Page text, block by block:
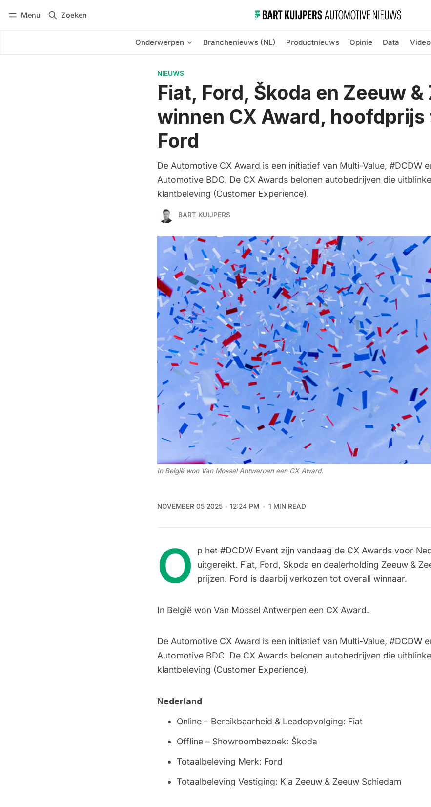
Menu Zoeken
Onderwerpen Branchenieuws (NL) Productnieuws Opinie Data Video
NIEUWS
Fiat, Ford, Škoda en Zeeuw &
winnen CX Award, hoofdprijs
Ford
De Automotive CX Award is een initiatief van Multi-Value, #DCDW
Automotive BDC. De CX Awards belonen autobedrijven die
klantbeleving (Customer Experience).
BART KUIJPERS
In België won Van Mossel Antwerpen een CX Award.
NOVEMBER 05 2025 12:24 PM 1 MIN READ
O
p het #DCDW Event zijn vandaag de CX Awards voor
uitgereikt. Fiat, Ford, Skoda en dealerholding Zeeuw &
prijzen. Ford is daarbij verkozen tot overall winnaar.
In België won Van Mossel Antwerpen een CX Award.
De Automotive CX Award is een initiatief van Multi-Value, #DCDW
Automotive BDC. De CX Awards belonen autobedrijven die
klantbeleving (Customer Experience).
Nederland
Online – Bereikbaarheid & Leadopvolging: Fiat
Offline – Showroombezoek: Škoda
Totaalbeleving Merk: Ford
Totaalbeleving Vestiging: Kia Zeeuw & Zeeuw Schiedam